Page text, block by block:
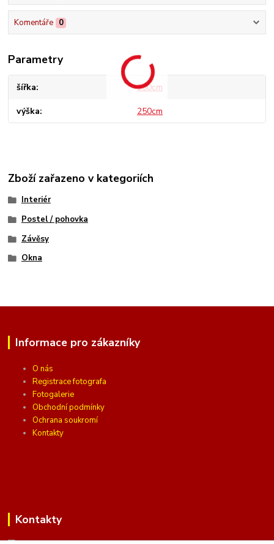
Komentáře 0
Parametry
šířka 160cm
výška 250cm
Zboží zařazeno v kategoriích
Interiér
Postel / pohovka
Závěsy
Okna
Informace pro zákazníky
O nás
Registrace fotografa
Fotogalerie
Obchodní podmínky
Ochrana soukromí
Kontakty
Kontakty